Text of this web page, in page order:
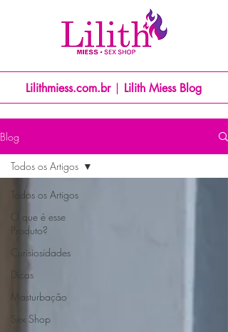
Lilithmiess.com.br Lilith Miess Blog
Blog
Todos os Artigos
O que é esse
Produto?
Curisiosidades
Dicas
Masturbação
Sex Shop
Todos os Artigos